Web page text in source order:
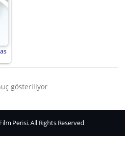
gösteriliyor
Perisi. All Rights Reserved